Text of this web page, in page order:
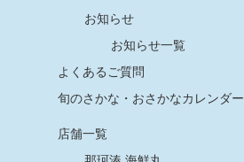
お知らせ
お知らせ一覧
よくあるご質問
旬のさかな・おさかなカレンダー
店舗一覧